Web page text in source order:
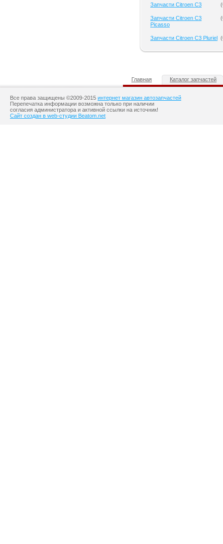
Запчасти Citroen C3 (
Запчасти Citroen C3
Picasso
(
Запчасти Citroen C3 Pluriel (
Главная Каталог запчастей
Все права защищены ©2009-2015 интернет магазин автозапчастей
Перепечатка информации возможна только при наличии
согласия администратора и активной ссылки на источник!
Сайт создан в web-студии Beatom.net